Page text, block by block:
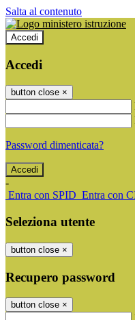
Salta al contenuto
Accedi
Accedi
button close ×
Password dimenticata?
-
Entra con SPID Entra con
Seleziona utente
button close ×
Recupero password
button close ×